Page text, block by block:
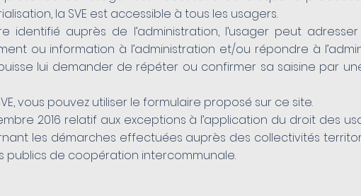
la SVE est accessible à tous les usagers.
identifié auprès de l’administration, l’usager peut
ou information à l’administration et/ou répondre à
lui demander de répéter ou confirmer sa saisine par
vous pouvez utiliser le formulaire proposé sur ce site.
2016 relatif aux exceptions à l’application du droit des
les démarches effectuées auprès des collectivités
publics de coopération intercommunale.